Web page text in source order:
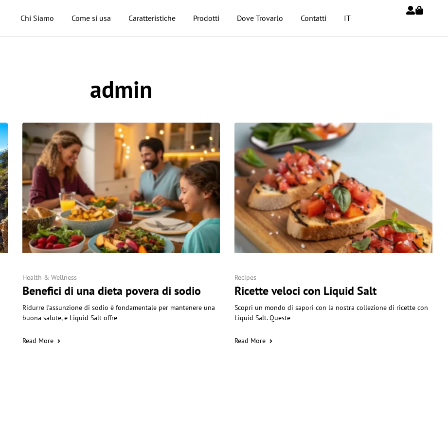
Chi Siamo Come si usa Caratteristiche Prodotti Dove Trovarlo Contatti IT
admin
Health & Wellness
Benefici di una dieta povera di sodio
Ridurre l’assunzione di sodio è fondamentale per mantenere una
buona salute, e Liquid Salt offre
Read More
Recipes
Ricette veloci con Liquid Salt
Scopri un mondo di sapori con la nostra collezione di ricette con
Liquid Salt. Queste
Read More